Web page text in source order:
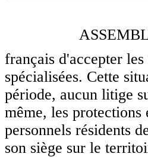
français d'accepter
spécialisées. Cette
période, aucun litige
même, les protections
personnels résidents
son siège sur le